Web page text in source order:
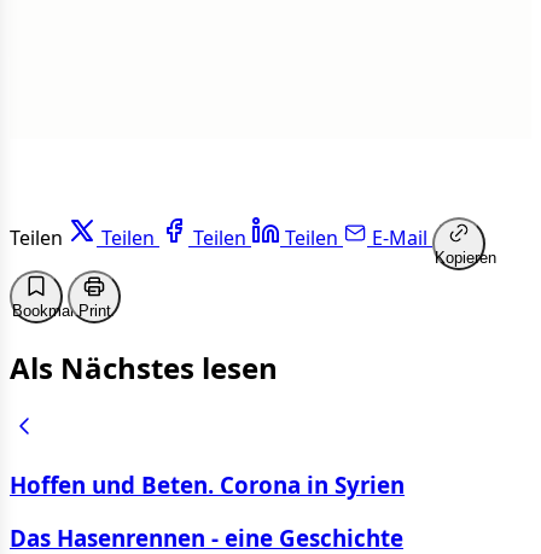
Teilen Teilen Teilen Teilen E-Mail
Kopieren
BookmarkPrint
Als Nächstes lesen
Hoffen und Beten. Corona in Syrien
Das Hasenrennen - eine Geschichte